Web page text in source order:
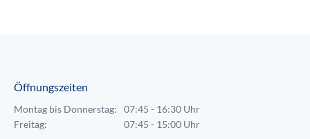
Öffnungszeiten
Montag bis Donnerstag:
07:45 - 16:30 Uhr
Freitag:
07:45 - 15:00 Uhr